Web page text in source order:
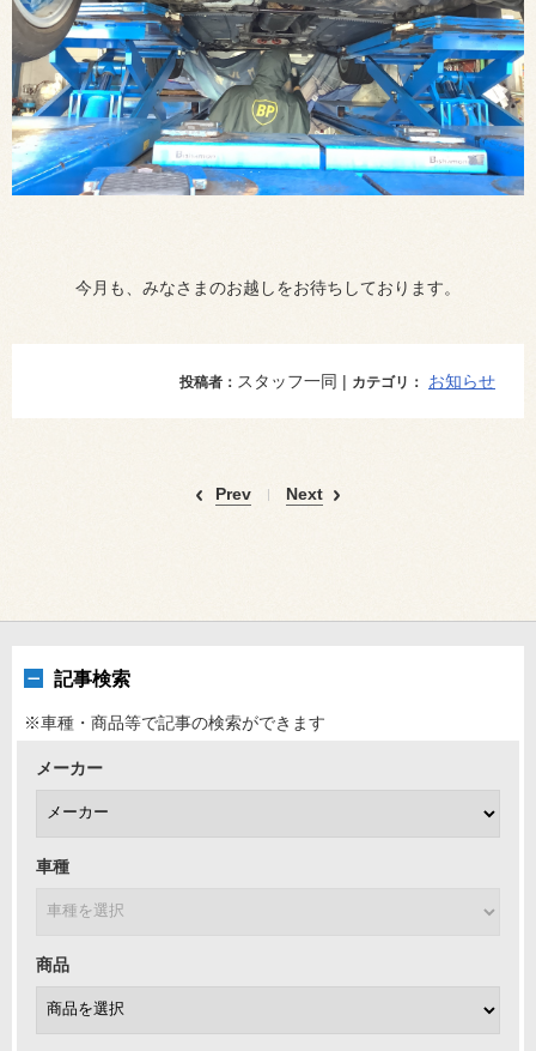
今月も、みなさまのお越しをお待ちしております。
投稿者： スタッフ一同 | カテゴリ： お知らせ
Prev Next
記事検索
※車種・商品等で記事の検索ができます
メーカー
車種
商品